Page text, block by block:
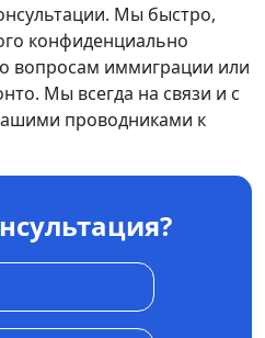
Мы быстро,
конфиденциально
вопросам иммиграции или
Мы всегда на связи и с
проводниками к